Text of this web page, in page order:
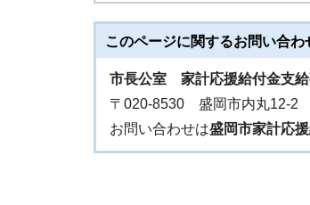
このページに関するお問い合わ
市長公室 家計応援給付金支
〒020-8530 盛岡市内丸12-2
お問い合わせは盛岡市家計応